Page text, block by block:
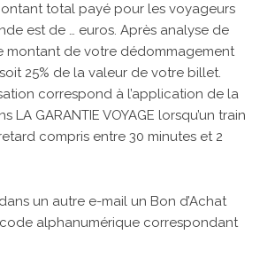
total payé pour les voyageurs
est de … euros. Après analyse de
montant de votre dédommagement
25% de la valeur de votre billet.
correspond à l’application de la
LA GARANTIE VOYAGE lorsqu’un train
compris entre 30 minutes et 2
un autre e-mail un Bon d’Achat
alphanumérique correspondant